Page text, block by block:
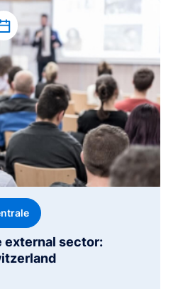
Ajouter à l’agenda
external sector: